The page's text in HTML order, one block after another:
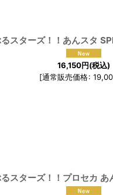
16,150円(税込)
[通常販売価格: